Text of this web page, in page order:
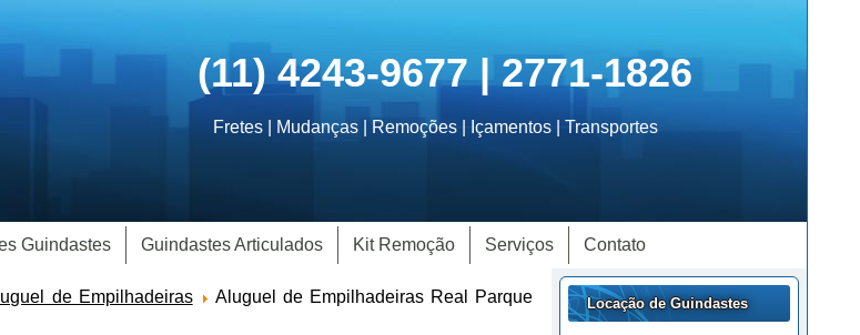
(11) 4243-9677 | 2771-1826
Fretes | Mudanças | Remoções | Içamentos | Transportes
Guindastes Guindastes Articulados Kit Remoção Serviços Contato
de Empilhadeiras
Aluguel de Empilhadeiras Real Parque
Locação de Guindastes